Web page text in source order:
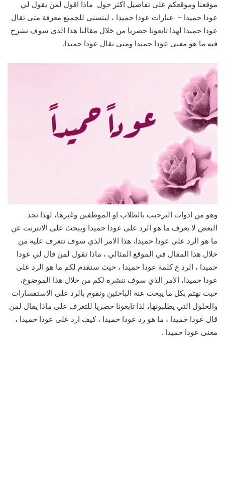
موقعنا وموقعكم على تفاصيل اكثر حول ماذا اقول لمن يقول لي
عودا حميدا – عبارات عودا حميدا ، ليتسنى للجميع معرفة متى تقال
عودا حميدا لهذا تابعونا حصريا من خلال مقالنا هذا الذي سوف نشرح
فيه ما هو معنى عودا حميدا ومتى تقال عودا حميدا.
وهو من ادوات الترحيب بالطلاب او الموظفين وغيرها، لهذا نجد
البعض لا يعرف ما هو الرد على عودا حميدا ويبحث على الانترنت عن
ما هو الرد على عودا حميدا، هذا الامر الذي سوف نتعرف عليه من
خلال هذا المقال في الموقع المثالي ، ماذا نقول لمن قال لي عودا
حميدا ، الرد ع كلمة عودا حميدا ، حيث سنقدم لكم ما هو الرد على
عودا حميدا، الامر الذي سوف ننشره لكم من خلال هذا الموضوع،
حيث نهتم بكل ما يبحث عنه الباحثين ونقوم بالرد على الاستفسارات
والحلول التي يطلبونها، لذا تابعونا حصريا للتعرف على ماذا يقال لمن
قال عودا حميدا ، ما هو رد عودا حميدا ، كيف ارد على عودا حميدا ،
معنى عودا حميدا .